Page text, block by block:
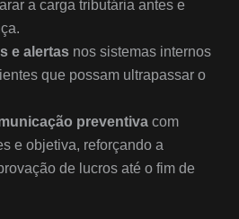
a carga tributária antes e
e alertas nos sistemas internos
que possam ultrapassar o
preventiva com
e objetiva, reforçando a
de lucros até o fim de